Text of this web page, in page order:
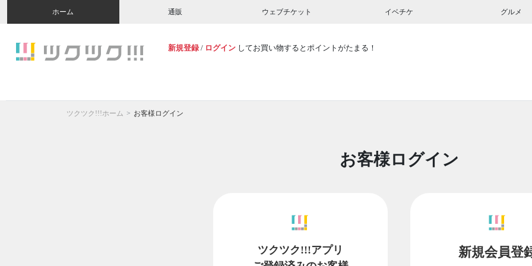
ホーム 通販 ウェブチケット イベチケ グルメ
新規登録 / ログイン してお買い物するとポイントがたまる！
ツクツク!!!ホーム お客様ログイン
お客様ログイン
ツクツク!!!アプリ
新規会員登